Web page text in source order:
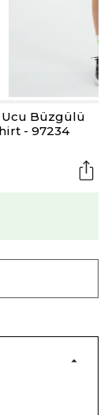
Ucu Büzgülü
- 97234